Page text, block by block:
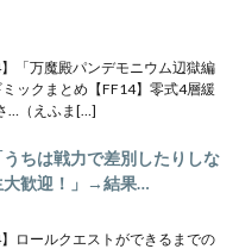
「万魔殿パンデモニウム辺獄編
ックまとめ【FF14】零式4層緩
…（えふま[…]
うちは戦力で差別したりしな
大歓迎！」→結果…
ロールクエストができるまでの